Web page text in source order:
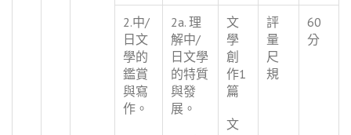
2.中/
日文
學的
鑑賞
與寫
作。
2a. 理
解中/
日文學
的特質
與發
展。
文
學
創
作1
篇
文
評
量
尺
規
60
分